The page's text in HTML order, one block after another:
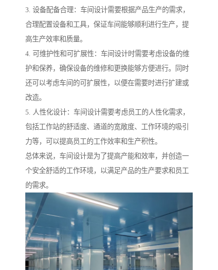
3. 设备配备合理：车间设计需要根据产品生产的需求，
合理配置设备和工具，保证车间能够顺利进行生产，提
高生产效率和质量。
4. 可维护性和可扩展性：车间设计时需要考虑设备的维
护和保养，确保设备的维修和更换能够方便进行。同时
还可以考虑车间的可扩展性，以便在需要时进行扩建或
改造。
5. 人性化设计：车间设计需要考虑员工的人性化需求，
包括工作站的舒适度、通道的宽敞度、工作环境的吸引
力等，可以提高员工的工作效率和生产积性。
总体来说，车间设计是为了提高产能和效率，并创造一
个安全舒适的工作环境，以满足产品的生产要求和员工
的需求。